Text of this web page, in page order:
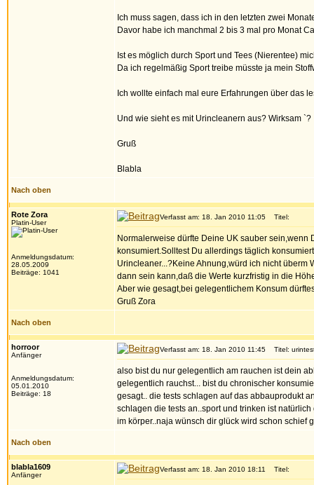
Ich muss sagen, dass ich in den letzten zwei
Davor habe ich manchmal 2 bis 3 mal pro Monat
Ist es möglich durch Sport und Tees (Nierentee)
Da ich regelmäßig Sport treibe müsste ja mein
Ich wollte einfach mal eure Erfahrungen über das
Und wie sieht es mit Urincleanern aus? Wirksam `?
Gruß
Blabla
Nach oben
Rote Zora
Platin-User
Anmeldungsdatum:
28.05.2009
Beiträge: 1041
Verfasst am: 18. Jan 2010 11:05 Titel:
Normalerweise dürfte Deine UK sauber sein,wenn
konsumiert.Solltest Du allerdings täglich
Urincleaner...?Keine Ahnung,würd ich nicht überm
dann sein kann,daß die Werte kurzfristig in die
Aber wie gesagt,bei gelegentlichem Konsum
Gruß Zora
Nach oben
horroor
Anfänger
Anmeldungsdatum:
05.01.2010
Beiträge: 18
Verfasst am: 18. Jan 2010 11:45 Titel:
also bist du nur gelegentlich am rauchen ist dein
gelegentlich rauchst... bist du chronischer
gesagt.. die tests schlagen auf das abbauprodukt
schlagen die tests an..sport und trinken ist
im körper..naja wünsch dir glück wird schon schief
Nach oben
blabla1609
Anfänger
Verfasst am: 18. Jan 2010 18:11 Titel: